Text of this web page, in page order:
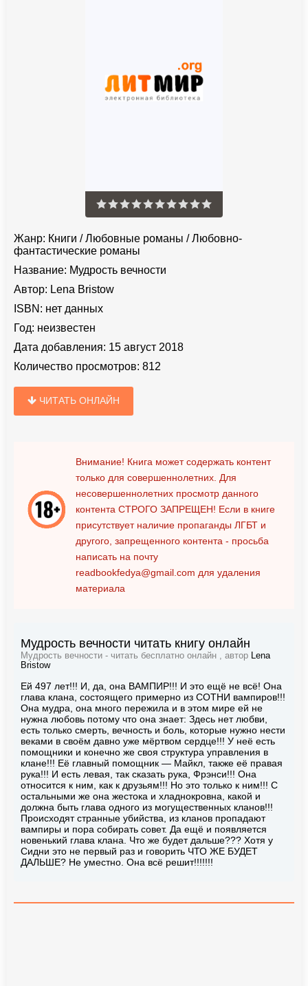
Жанр: Книги /Любовные романы /Любовно-
фантастические романы
Название: Мудрость вечности
Автор: Lena Bristow
ISBN: нет данных
Год: неизвестен
Дата добавления: 15 август 2018
Количество просмотров: 812
ЧИТАТЬ ОНЛАЙН
Внимание! Книга может содержать контент
только для совершеннолетних. Для
несовершеннолетних просмотр данного
контента СТРОГО ЗАПРЕЩЕН! Если в книге
присутствует наличие пропаганды ЛГБТ и
другого, запрещенного контента - просьба
написать на почту
readbookfedya@gmail.com для удаления
материала
Мудрость вечности читать книгу онлайн
Мудрость вечности - читать бесплатно онлайн , автор Lena
Bristow
Ей 497 лет!!! И, да, она ВАМПИР!!! И это ещё не всё! Она
глава клана, состоящего примерно из СОТНИ вампиров!!!
Она мудра, она много пережила и в этом мире ей не
нужна любовь потому что она знает: Здесь нет любви,
есть только смерть, вечность и боль, которые нужно нести
веками в своём давно уже мёртвом сердце!!! У неё есть
помощники и конечно же своя структура управления в
клане!!! Её главный помощник — Майкл, также её правая
рука!!! И есть левая, так сказать рука, Фрэнси!!! Она
относится к ним, как к друзьям!!! Но это только к ним!!! С
остальными же она жестока и хладнокровна, какой и
должна быть глава одного из могущественных кланов!!!
Происходят странные убийства, из кланов пропадают
вампиры и пора собирать совет. Да ещё и появляется
новенький глава клана. Что же будет дальше??? Хотя у
Сидни это не первый раз и говорить ЧТО ЖЕ БУДЕТ
ДАЛЬШЕ? Не уместно. Она всё решит!!!!!!!